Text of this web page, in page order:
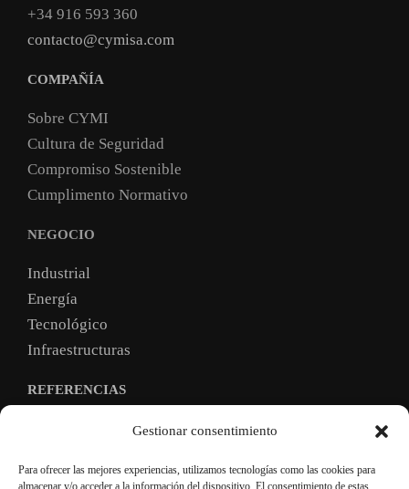
Gestionar consentimiento
Para ofrecer las mejores experiencias, utilizamos tecnologías como las cookies para
almacenar y/o acceder a la información del dispositivo. El consentimiento de estas
+34 916 593 360
contacto@cymisa.com
COMPAÑÍA
Sobre CYMI
Cultura de Seguridad
Compromiso Sostenible
Cumplimento Normativo
NEGOCIO
Industrial
Energía
Tecnológico
Infraestructuras
REFERENCIAS
TRABAJA CON NOSOTROS